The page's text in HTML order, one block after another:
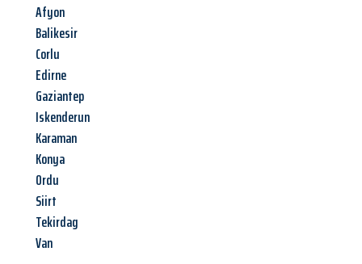
Afyon
Balikesir
Corlu
Edirne
Gaziantep
Iskenderun
Karaman
Konya
Ordu
Siirt
Tekirdag
Van